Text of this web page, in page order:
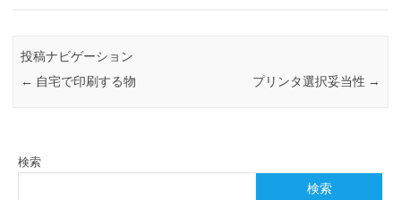
投稿ナビゲーション
← 自宅で印刷する物 プリンタ選択妥当性 →
検索
検索